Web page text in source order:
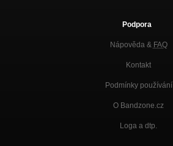
Podpora
Nápověda & FAQ
Kontakt
Podmínky používání
O Bandzone.cz
Loga a dtp.